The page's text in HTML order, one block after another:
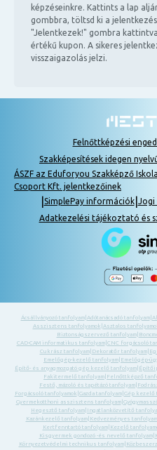
képzéseinkre. Kattints a lap
gombbra, töltsd ki a
"Jelentkezek!" gombra
értékű kupon. A sikeres
visszaigazolás jelzi.
Felnőttképzési
Szakképesítések idegen
ÁSZF az Eduforyou Szakképző
Csoport Kft. jelentkezőinek
SimplePay információk| Jogi
Adatkezelési tájékoztató és
Ácsállványozó tanfolyam| Adótanácsadó tanfolyam|
Asszisztens tanfolyamok Asztalos
Biztonságszervező tanfolyam|
CAD-CAM informatikus tanfolyam| CNC forgácsoló
Cukrász tanfolyam| Dekoratőr tanfolyam|
Emelőgép-kezelő tanfolyam Emelőgép-
Építő- és anyagmozgató gép kezelő tanfolyam
Fakitermelő tanfolyam Felnőttképző
Festő, mázoló és tapétázó tanfolyam
Forgácsoló tanfolyamok Gazda tanfolyam| Gép kezelő
Gyermekotthoni asszisztens tanfolyam|
Hegesztő tanfolyam Ingatlanközvetítő
Kazánkezelő tanfolyam| Kedvezményes
Kertfenntartó tanfolyam| Kezelő
Kisgyermek gondozó -és nevelő tanfolyam|
Környezetvédelmi technikus tanfolyam|